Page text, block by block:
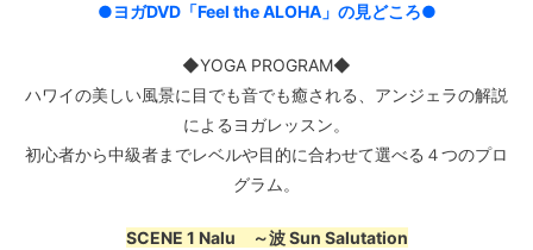
●ヨガDVD「Feel the ALOHA」の見どころ●
◆YOGA PROGRAM◆
ハワイの美しい風景に目でも音でも癒される、アンジェラの解説
によるヨガレッスン。
初心者から中級者までレベルや目的に合わせて選べる４つのプロ
グラム。
SCENE 1 Nalu ～波 Sun Salutation